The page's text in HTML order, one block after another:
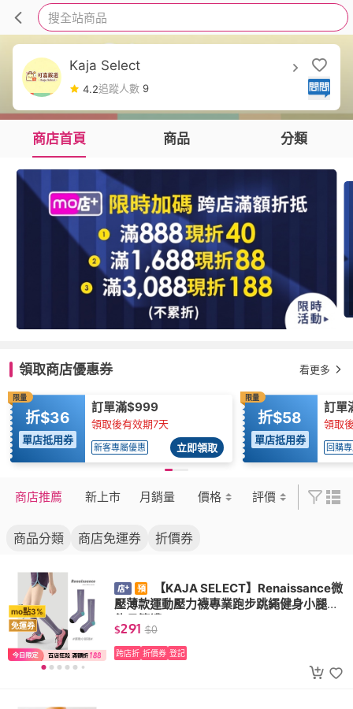
搜全站商品
Kaja Select
4.2追蹤人數 9
商店首頁 商品 分類
領取商店優惠券 看更多
限量
折$36
單店抵用券
訂單滿$999
領取後有效期7天
新客專屬優惠 立即領取
限量
折$58
單店抵用券
訂單
領取
回購
商店推薦 新上市 月銷量 價格 評價
商品分類 商店免運券 折價券
mo點3%
免運券
【KAJA SELECT】Renaissance微
壓薄款運動壓力襪專業跑步跳繩健身小腿肌
能長筒襪
$291 $0
跨店折 折價券 登記